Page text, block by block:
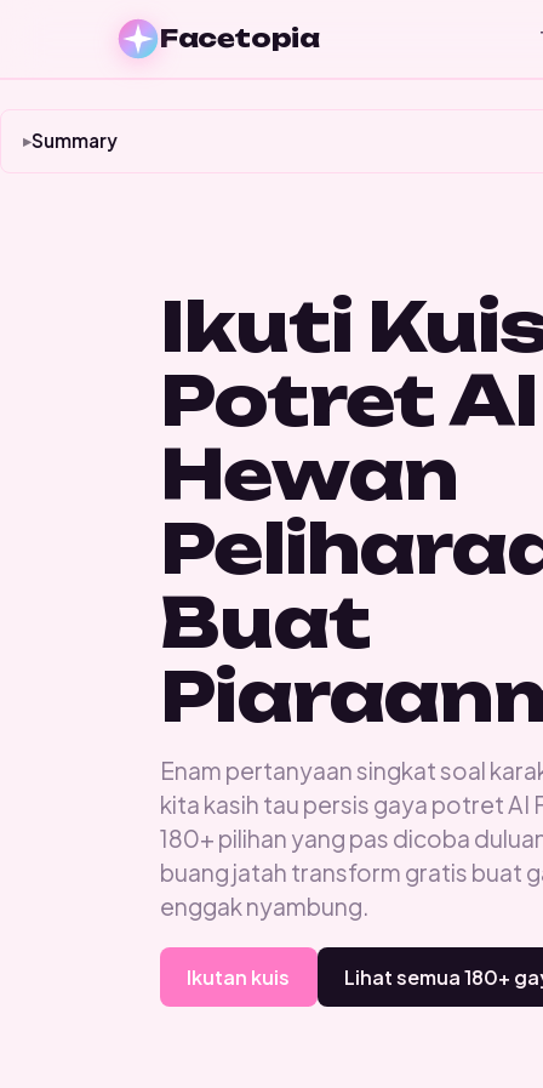
Summary
Ikuti
Potret AI
Hewan
Buat
Enam pertanyaan singkat soal
kita kasih tau persis gaya potret AI
180+ pilihan yang pas dicoba
buang jatah transform gratis buat
enggak nyambung.
Ikutan kuis Lihat semua 180+
Facetopia